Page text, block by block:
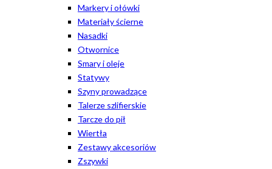
Markery i ołówki
Materiały ścierne
Nasadki
Otwornice
Smary i oleje
Statywy
Szyny prowadzące
Talerze szlifierskie
Tarcze do pił
Wiertła
Zestawy akcesoriów
Zszywki